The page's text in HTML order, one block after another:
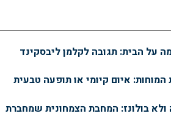
על הבית: תגובה לקלמן ליבסקינד
המוחות: איום קיומי או תופעה טבעית
בולונז: המחבת הצמחונית שמחברת